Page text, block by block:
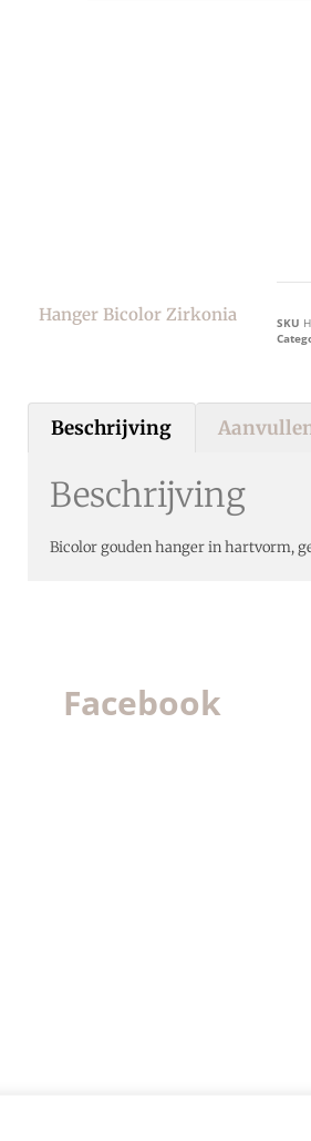
Hanger Bicolor Zirkonia SKU
Beschrijving
Beschrijving
Bicolor gouden hanger in hartvorm,
Facebook